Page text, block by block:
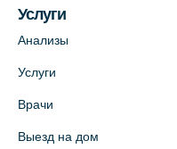
Пестеля, 25А
Медицинский
пр., 4
Услуги
Анализы
Услуги
Врачи
Выезд на дом